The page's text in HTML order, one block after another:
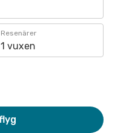
Resenärer
1 vuxen